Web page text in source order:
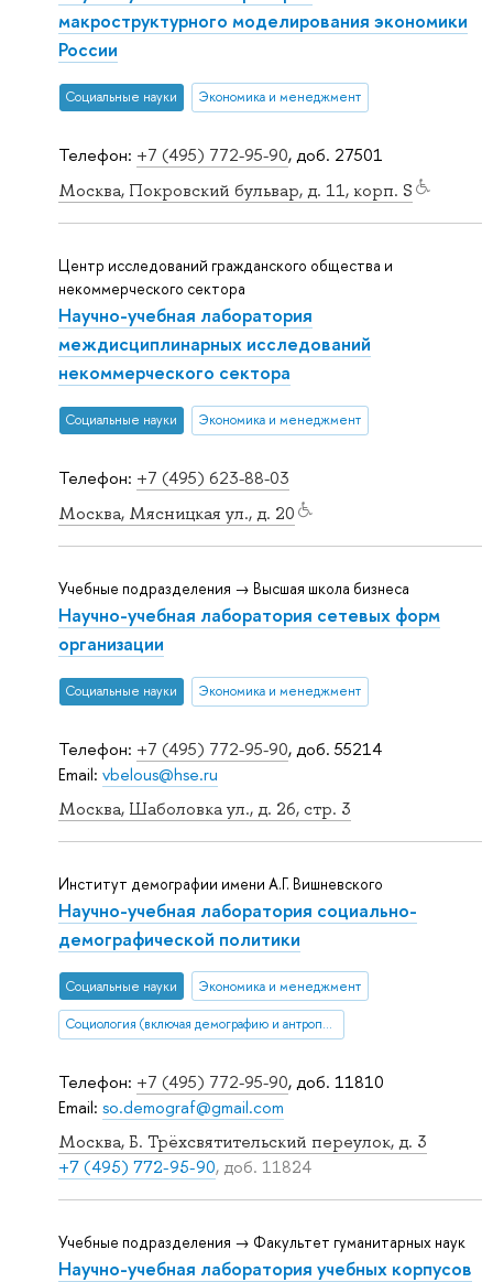
Телефон: +7 (495) 772-95-90, доб. 27501
Москва, Покровский бульвар, д. 11, корп. S
макроструктурного моделирования экономики
России
Социальные науки Экономика и менеджмент
Телефон: +7 (495) 623-88-03
Москва, Мясницкая ул., д. 20
Центр исследований гражданского общества и
некоммерческого сектора
Научно-учебная лаборатория
междисциплинарных исследований
некоммерческого сектора
Социальные науки Экономика и менеджмент
Телефон: +7 (495) 772-95-90, доб. 55214
Email: vbelous@hse.ru
Москва, Шаболовка ул., д. 26, стр. 3
Учебные подразделения → Высшая школа бизнеса
Научно-учебная лаборатория сетевых форм
организации
Социальные науки Экономика и менеджмент
Телефон: +7 (495) 772-95-90, доб. 11810
Email: so.demograf@gmail.com
Москва, Б. Трёхсвятительский переулок, д. 3
+7 (495) 772-95-90, доб. 11824
Институт демографии имени А.Г. Вишневского
Научно-учебная лаборатория социально-
демографической политики
Социальные науки Экономика и менеджмент
Социология (включая демографию и антропологию)
Учебные подразделения → Факультет гуманитарных наук
Научно-учебная лаборатория учебных корпусов